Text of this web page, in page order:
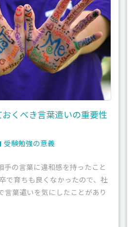
くべき言葉遣いの重要性
受験勉強の意義
手の言葉に違和感を持ったこと
で育ちも良くなかったので、社
言葉遣いを気にしたことがあり